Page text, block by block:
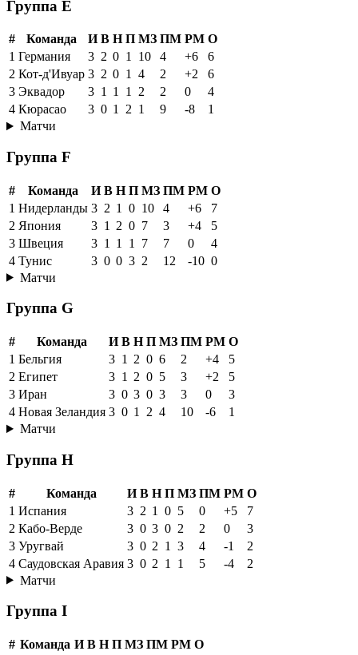
Группа E
# Команда И В Н П МЗ ПМ РМ О
1 Германия 3 2 0 1 10 4 +6
6
2 Кот-д'Ивуар 3 2 0 1 4 2 +2
6
3 Эквадор 3 1 1 1 2 2 0
4
4 Кюрасао 3 0 1 2 1 9 -8
1
Матчи
Группа F
# Команда И В Н П МЗ ПМ РМ О
1 Нидерланды 3 2 1 0 10 4 +6
7
2 Япония 3 1 2 0 7 3 +4
5
3 Швеция 3 1 1 1 7 7 0
4
4 Тунис 3 0 0 3 2 12 -10 0
Матчи
Группа G
# Команда И В Н П МЗ ПМ РМ О
1 Бельгия 3 1 2 0 6 2 +4
5
2 Египет 3 1 2 0 5 3 +2
5
3 Иран 3 0 3 0 3 3 0
3
4 Новая Зеландия 3 0 1 2 4 10 -6
1
Матчи
Группа H
# Команда И В Н П МЗ ПМ РМ О
1 Испания 3 2 1 0 5 0 +5
7
2 Кабо-Верде 3 0 3 0 2 2 0
3
3 Уругвай 3 0 2 1 3 4 -1
2
4 Саудовская Аравия 3 0 2 1 1 5 -4
2
Матчи
Группа I
# Команда И В Н П МЗ ПМ РМ О